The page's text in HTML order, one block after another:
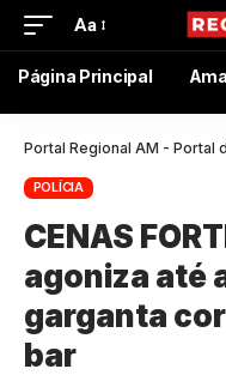
Aa
Página Principal
Portal Regional AM - Portal
POLÍCIA
CENAS
agoniza até
garganta
bar